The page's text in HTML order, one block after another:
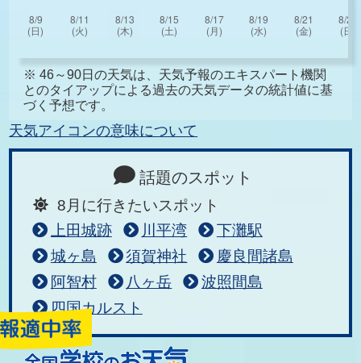
※ 46～90日の天気は、天気予報のエキスパート機関
とのタイアップによる過去の天気データの統計値に基
づく予想です。
天気アイコンの意味について
話題のスポット
8月に行きたいスポット
上田城跡
川平湾
下灘駅
城ヶ島
須賀神社
慶良間諸島
阿智村
八ヶ岳
波照間島
四国カルスト